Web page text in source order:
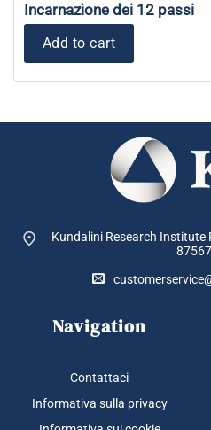
Incarnazione dei 12 passi
Add to cart
Kundalini Research Institute
Navigation
Contattaci
Informativa sulla privacy